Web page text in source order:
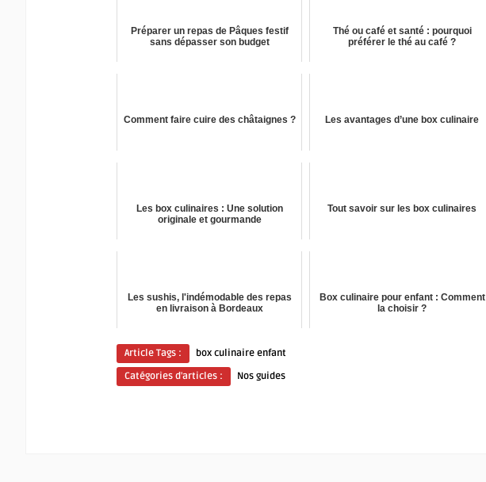
Préparer un repas de Pâques festif
sans dépasser son budget
Thé ou café et santé : pourquoi
préférer le thé au café ?
Comment faire cuire des châtaignes ? Les avantages d’une box culinaire
Les box culinaires : Une solution
originale et gourmande
Tout savoir sur les box culinaires
Les sushis, l'indémodable des repas
en livraison à Bordeaux
Box culinaire pour enfant : Comment
la choisir ?
Article Tags :
box culinaire enfant
Catégories d'articles :
Nos guides